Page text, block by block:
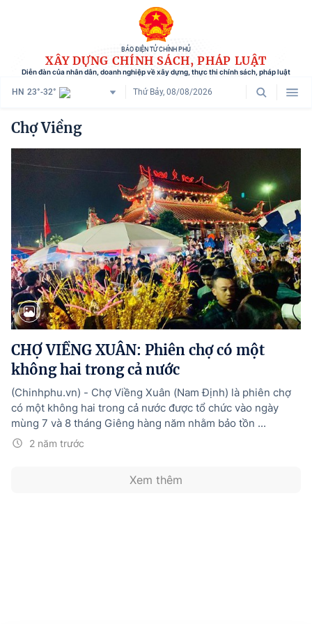
BÁO ĐIỆN TỬ CHÍNH PHỦ
XÂY DỰNG CHÍNH SÁCH, PHÁP LUẬT
Diễn đàn của nhân dân, doanh nghiệp về xây dựng, thực thi chính sách, pháp luật
HN 23°-32° Thứ Bảy, 08/08/2026
Danh mục
Trang chủ
Tham vấn chính sách
Người dân góp ý
Doanh nghiệp hiến kế
Chính sách và cuộc sống
Hướng dẫn thực hiện chính sách
Phát triển kinh tế tư nhân và doanh nghiệp dân tộc
Ocop và chuỗi giá trị Nông sản
Kinh tế tư nhân
Chợ Viềng
CHỢ VIỀNG XUÂN: Phiên chợ có một
không hai trong cả nước
2 năm trước
(Chinhphu.vn) - Chợ Viềng Xuân (Nam Định) là phiên chợ
có một không hai trong cả nước được tổ chức vào ngày
mùng 7 và 8 tháng Giêng hàng năm nhằm bảo tồn ...
Xem thêm